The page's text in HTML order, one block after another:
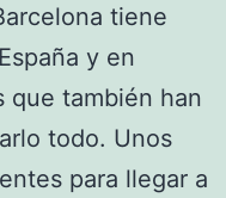
tiene
y en
que también han
todo. Unos
para llegar a